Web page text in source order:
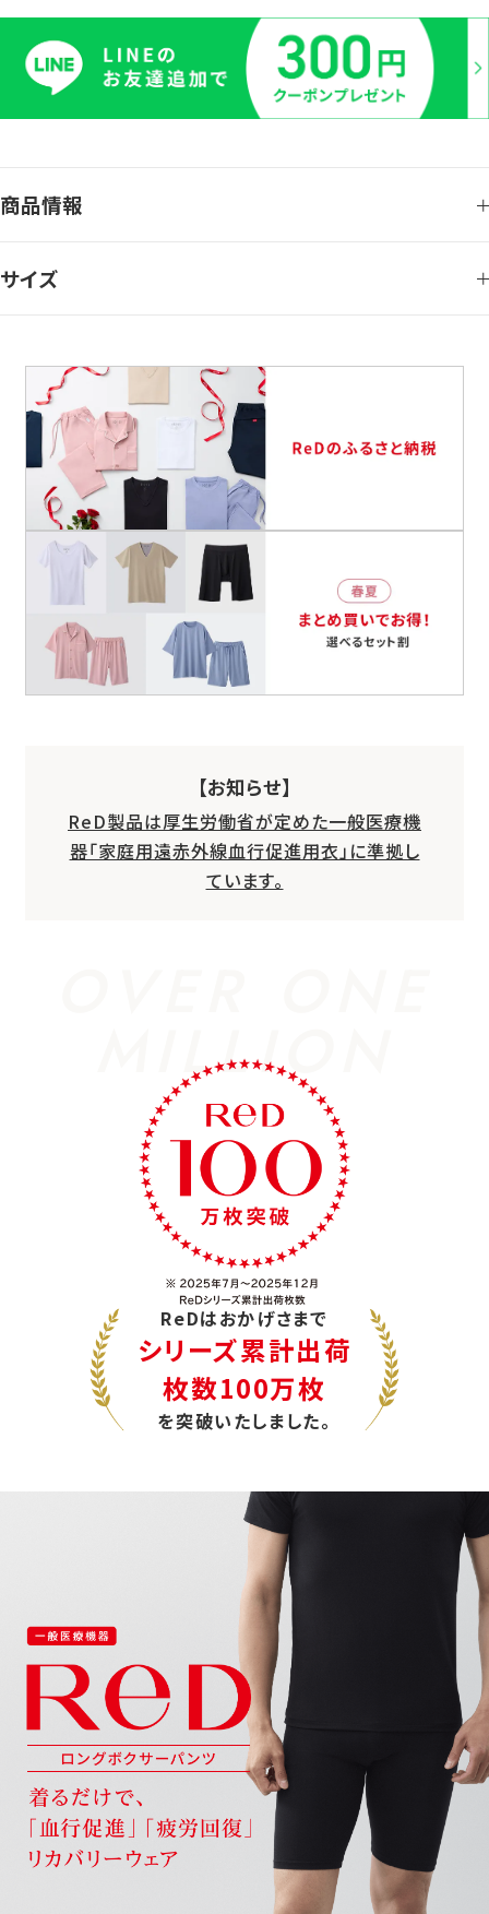
商品情報
サイズ
【お知らせ】
ReD製品は厚生労働省が定めた一般医療機
器「家庭用遠赤外線血行促進用衣」に準拠し
ています。
MILLION
ReDはおかげさまで
シリーズ累計出荷
枚数100万枚
を突破いたしました。